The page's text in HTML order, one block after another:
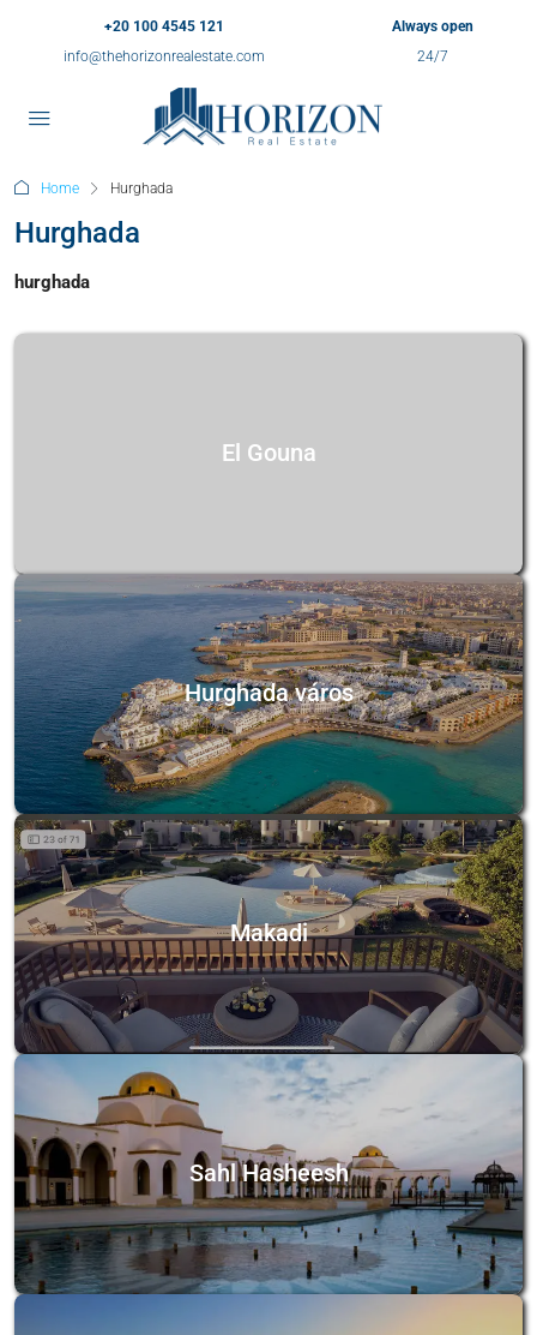
+20 100 4545 121
info@thehorizonrealestate.com
Always open
24/7
Home Hurghada
Hurghada
hurghada
El Gouna
Hurghada város
Makadi
Sahl Hasheesh